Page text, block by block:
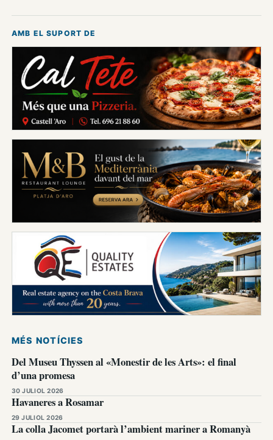
AMB EL SUPORT DE
MÉS NOTÍCIES
Del Museu Thyssen al «Monestir de les Arts»: el final
d’una promesa
30 JULIOL 2026
Havaneres a Rosamar
29 JULIOL 2026
La colla Jacomet portarà l’ambient mariner a Romanyà